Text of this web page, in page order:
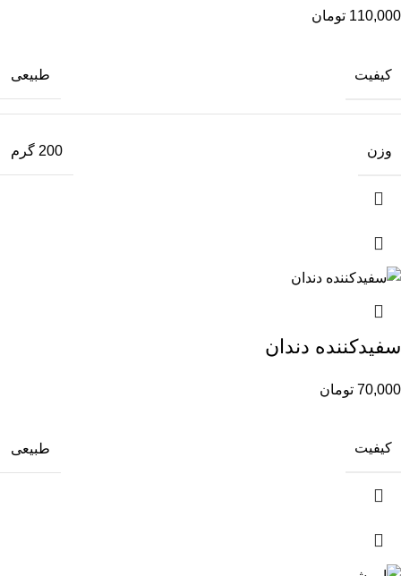
110,000 تومان
کیفیت طبیعی
وزن 200 گرم
سفیدکننده دندان
70,000 تومان
کیفیت طبیعی